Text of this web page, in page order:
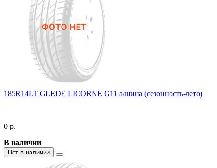
185R14LT GLEDE LICORNE G11 а/шина (сезонность-лето)
..
0 р.
В наличии
Нет в наличии